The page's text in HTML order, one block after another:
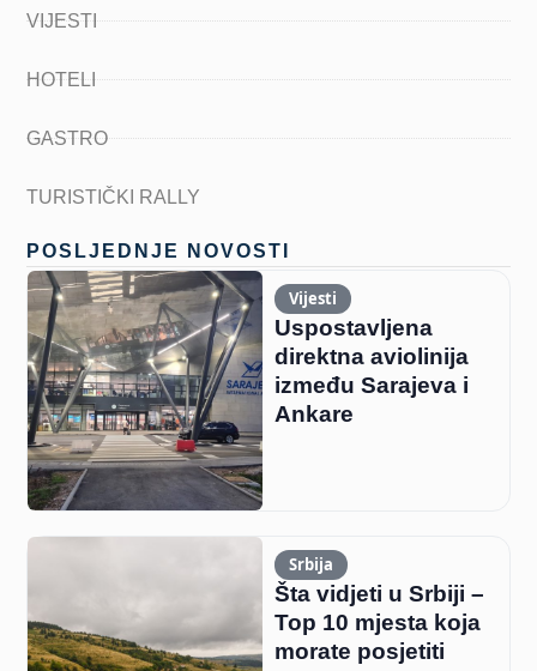
VIJESTI
HOTELI
GASTRO
TURISTIČKI RALLY
POSLJEDNJE NOVOSTI
Vijesti
Uspostavljena
direktna aviolinija
između Sarajeva i
Ankare
Srbija
Šta vidjeti u Srbiji –
Top 10 mjesta koja
morate posjetiti